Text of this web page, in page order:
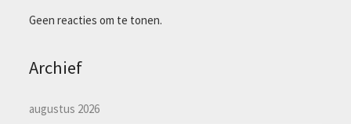
Geen reacties om te tonen.
Archief
augustus 2026